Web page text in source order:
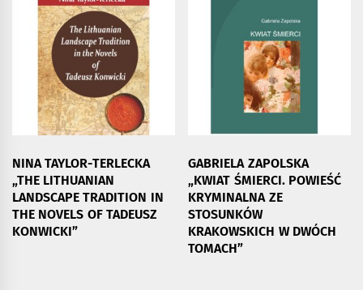
NINA TAYLOR-TERLECKA
„THE LITHUANIAN
LANDSCAPE TRADITION IN
THE NOVELS OF TADEUSZ
KONWICKI”
GABRIELA ZAPOLSKA
„KWIAT ŚMIERCI. POWIEŚĆ
KRYMINALNA ZE
STOSUNKÓW
KRAKOWSKICH W DWÓCH
TOMACH”